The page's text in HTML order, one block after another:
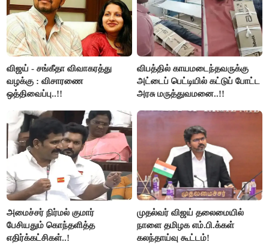
விஜய் - சங்கீதா விவாகரத்து
வழக்கு : விசாரணை
ஒத்திவைப்பு..!!
விபத்தில் காயமடைந்தவருக்கு
அட்டைப் பெட்டியில் கட்டுப் போட்ட
அரசு மருத்துவமனை..!!
அமைச்சர் நிர்மல் குமார்
பேசியதும் கொந்தளித்த
எதிர்க்கட்சிகள்..!
முதல்வர் விஜய் தலைமையில்
நாளை தமிழக எம்.பி.க்கள்
கலந்தாய்வு கூட்டம்!